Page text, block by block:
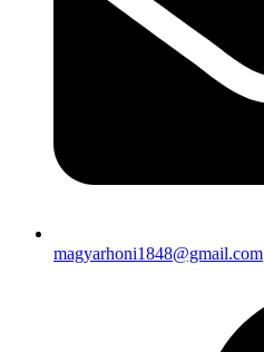
magyarhoni1848@gmail.com